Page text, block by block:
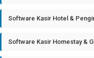
Software Kasir Hotel &
Software Kasir Homestay &